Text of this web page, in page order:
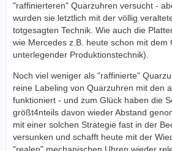
"raffinierteren" Quarzuhren versucht -
wurden sie letztlich mit der völlig
totgesagten Technik. Wie auch die
wie Mercedes z.B. heute schon mit dem
unterlegender Produktionstechnik).
Noch viel weniger als "raffinierte"
reine Labeling von Quarzuhren mit den
funktioniert - und zum Glück haben die
größt4nteils davon wieder Abstand
mit einer solchen Strategie fast in der
versunken und schafft heute mit der